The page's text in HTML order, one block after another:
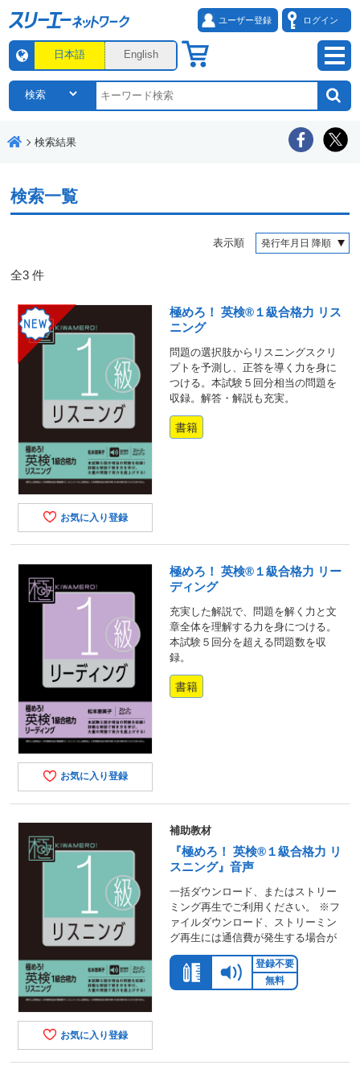
ユーザー登録 ログイン
日本語 English
検索結果
検索一覧
表示順
全3 件
お気に入り登録
極めろ！ 英検®１級合格力 リス
ニング
問題の選択肢からリスニングスクリ
プトを予測し、正答を導く力を身に
つける。本試験５回分相当の問題を
収録。解答・解説も充実。
書籍
お気に入り登録
極めろ！ 英検®１級合格力 リー
ディング
充実した解説で、問題を解く力と文
章全体を理解する力を身につける。
本試験５回分を超える問題数を収
録。
書籍
お気に入り登録
補助教材
『極めろ！ 英検®１級合格力 リ
スニング』音声
一括ダウンロード、またはストリー
ミング再生でご利用ください。 ※フ
ァイルダウンロード、ストリーミン
グ再生には通信費が発生する場合が
登録不要
無料